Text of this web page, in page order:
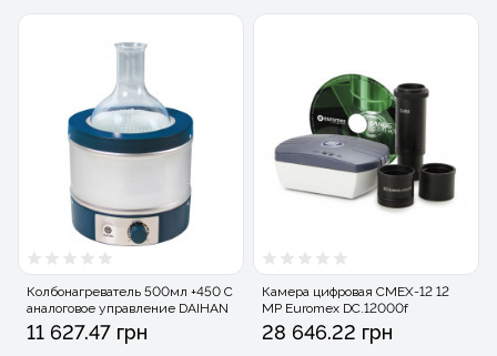
Колбонагреватель 500мл +450 С
аналоговое управление DAIHAN
11 627.47 грн
Камера цифровая СМЕХ-12 12
MP Euromex DC.12000f
28 646.22 грн